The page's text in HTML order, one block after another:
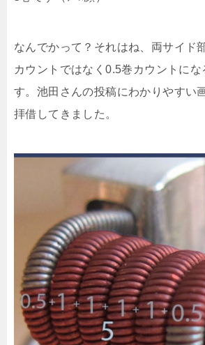
なんでかって？それはね、両サイド
カウントではなく0.5巻カウントに
す。池田さんの投稿にわかりやすい
拝借してきました。